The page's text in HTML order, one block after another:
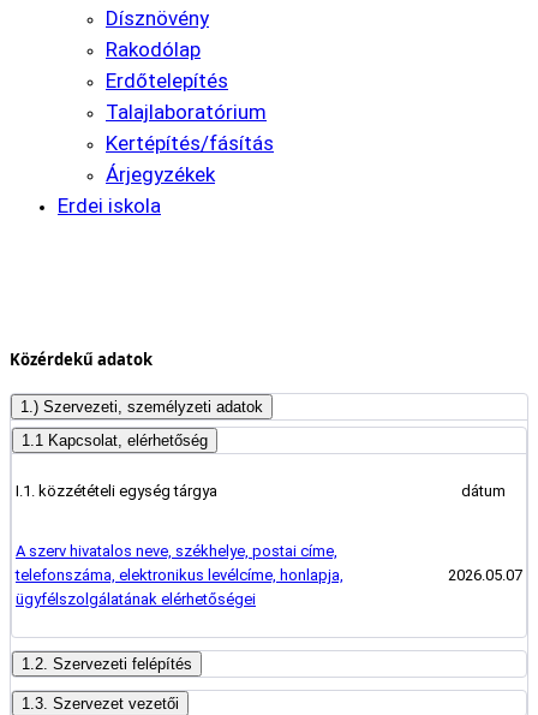
Dísznövény
Rakodólap
Erdőtelepítés
Talajlaboratórium
Kertépítés/fásítás
Árjegyzékek
Erdei iskola
Közérdekű adatok
1.) Szervezeti, személyzeti adatok
1.1 Kapcsolat, elérhetőség
I.1. közzétételi egység tárgya dátum
A szerv hivatalos neve, székhelye, postai címe,
telefonszáma, elektronikus levélcíme, honlapja,
ügyfélszolgálatának elérhetőségei
2026.05.07
1.2. Szervezeti felépítés
1.3. Szervezet vezetői